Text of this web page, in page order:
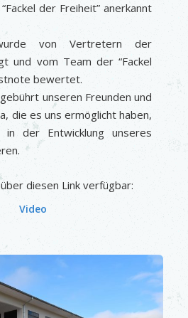
der Freiheit” anerkannt
von Vertretern der
und vom Team der “Fackel
bewertet.
unseren Freunden und
die es uns ermöglicht haben,
in der Entwicklung unseres
diesen Link verfügbar:
Video